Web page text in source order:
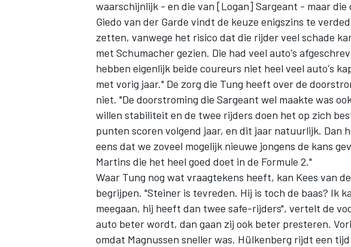
waarschijnlijk - en die van [Logan] Sargeant - maar
Giedo van der Garde vindt de keuze enigszins te
zetten, vanwege het risico dat die rijder veel schade
met Schumacher gezien. Die had veel auto's
hebben eigenlijk beide coureurs niet heel veel auto's
met vorig jaar." De zorg die Tung heeft over de
niet. "De doorstroming die Sargeant wel maakte was
willen stabiliteit en de twee rijders doen het op zich
punten scoren volgend jaar, en dit jaar natuurlijk. Dan
eens dat we zoveel mogelijk nieuwe jongens de kans
Martins die het heel goed doet in de Formule 2."
Waar Tung nog wat vraagtekens heeft, kan Kees van
begrijpen. "Steiner is tevreden. Hij is toch de baas? Ik
meegaan, hij heeft dan twee safe-rijders", vertelt de
auto beter wordt, dan gaan zij ook beter presteren.
omdat Magnussen sneller was. Hülkenberg rijdt een